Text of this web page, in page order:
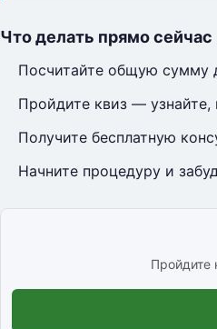
Что делать прямо сейчас
Посчитайте общую сумму
Пройдите квиз — узнайте,
Получите бесплатную
Начните процедуру и
Пройдите